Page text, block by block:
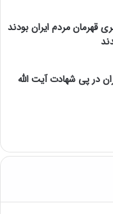
قهرمان مردم ایران بودند
در پی شهادت آیت الله